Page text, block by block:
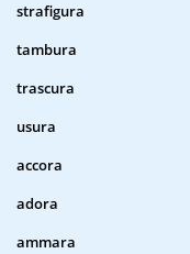
strafigura
tambura
trascura
usura
accora
adora
ammara